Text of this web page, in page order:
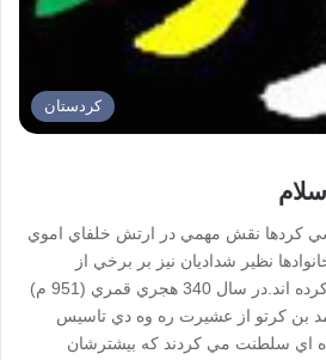
كردستان
كردها نقش مهمي در ارتش خلفاي اموي
نظير شداديان نيز بر برخي از
امارتهاي كردستان حكومت كرده اند.در سال 340 هجري قمري (951 م)
بن كرتو از عشيرت ره وه دي تاسيس
اي سلطنت مي كردند كه بيشترشان